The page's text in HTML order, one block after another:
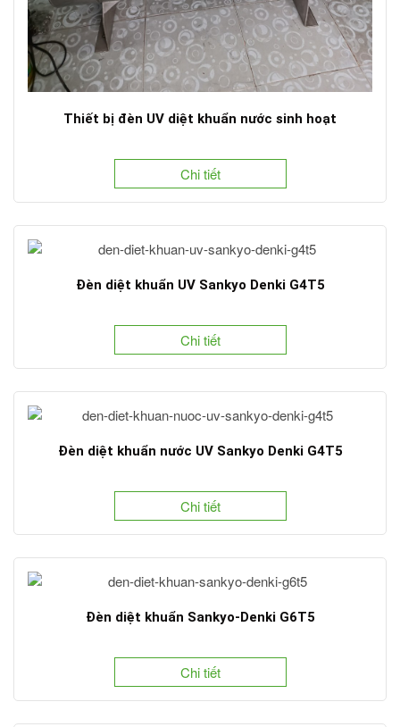
Thiết bị đèn UV diệt khuẩn nước sinh hoạt
Chi tiết
Đèn diệt khuẩn UV Sankyo Denki G4T5
Chi tiết
Đèn diệt khuẩn nước UV Sankyo Denki G4T5
Chi tiết
Đèn diệt khuẩn Sankyo-Denki G6T5
Chi tiết